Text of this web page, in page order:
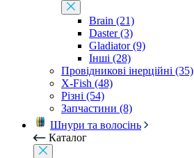
Brain (21)
Daster (3)
Gladiator (9)
Інші (28)
Провідникові інерційні (35)
X-Fish (48)
Різні (54)
Запчастини (8)
Шнури та волосінь
Каталог